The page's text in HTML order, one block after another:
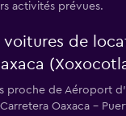
activités prévues.
voitures de
proche de Aéroport
Oaxaca -